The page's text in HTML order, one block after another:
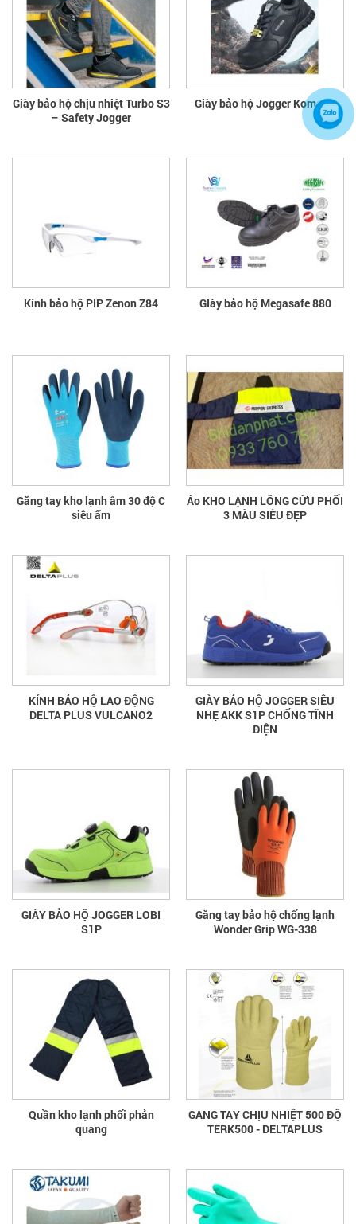
Giày bảo hộ chịu nhiệt Turbo S3
– Safety Jogger
Giày bảo hộ Jogger Komodo
Kính bảo hộ PIP Zenon Z84 GIày bảo hộ Megasafe 880
Găng tay kho lạnh âm 30 độ C
siêu ấm
Áo KHO LẠNH LÔNG CỪU PHỐI
3 MÀU SIÊU ĐẸP
KÍNH BẢO HỘ LAO ĐỘNG
DELTA PLUS VULCANO2
GIÀY BẢO HỘ JOGGER SIÊU
NHẸ AKK S1P CHỐNG TĨNH
ĐIỆN
GIÀY BẢO HỘ JOGGER LOBI
S1P
Găng tay bảo hộ chống lạnh
Wonder Grip WG-338
Quần kho lạnh phối phản
quang
GANG TAY CHỊU NHIỆT 500 ĐỘ
TERK500 - DELTAPLUS